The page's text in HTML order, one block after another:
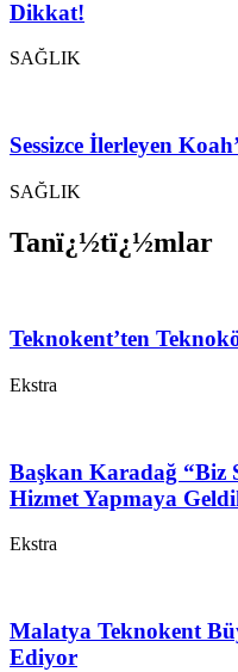
Dikkat!
SAĞLIK
Sessizce İlerleyen
SAĞLIK
Tanï¿½tï¿½mlar
Teknokent’ten
Ekstra
Başkan Karadağ “Biz
Hizmet Yapmaya
Ekstra
Malatya Teknokent
Ediyor